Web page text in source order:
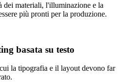
dei materiali, l'illuminazione e la
più pronti per la produzione.
basata su testo
la tipografia e il layout devono far